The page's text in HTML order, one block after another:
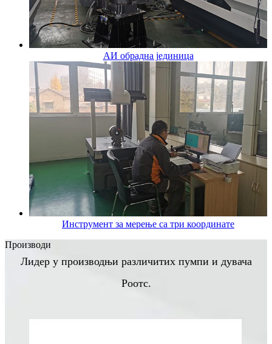
АИ обрадна јединица
Инструмент за мерење са три координате
Производи
Лидер у производњи различитих пумпи и дувача
Роотс.